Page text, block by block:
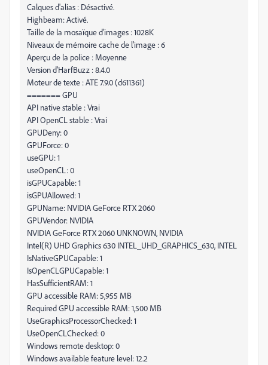
Calques d'alias : Désactivé.
Highbeam: Activé.
Taille de la mosaïque d'images : 1028K
Niveaux de mémoire cache de l'image : 6
Aperçu de la police : Moyenne
Version d'HarfBuzz : 8.4.0
Moteur de texte : ATE 7.9.0 (d611361)
======= GPU
API native stable : Vrai
API OpenCL stable : Vrai
GPUDeny: 0
GPUForce: 0
useGPU: 1
useOpenCL: 0
isGPUCapable: 1
isGPUAllowed: 1
GPUName: NVIDIA GeForce RTX 2060
GPUVendor: NVIDIA
NVIDIA GeForce RTX 2060 UNKNOWN, NVIDIA
Intel(R) UHD Graphics 630 INTEL_UHD_GRAPHICS_630, INTEL
IsNativeGPUCapable: 1
IsOpenCLGPUCapable: 1
HasSufficientRAM: 1
GPU accessible RAM: 5,955 MB
Required GPU accessible RAM: 1,500 MB
UseGraphicsProcessorChecked: 1
UseOpenCLChecked: 0
Windows remote desktop: 0
Windows available feature level: 12.2